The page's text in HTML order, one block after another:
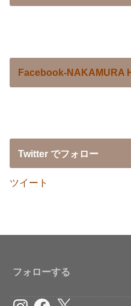
Facebook-NAKAMURA
Twitter でフォロー
ツイート
フォローする
InstagramFacebook
X